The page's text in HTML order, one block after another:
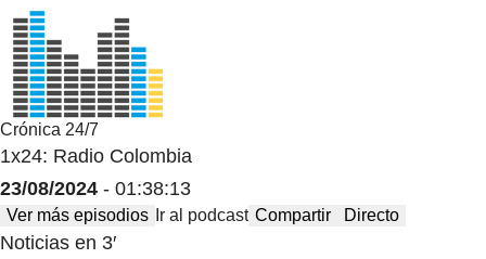
Crónica 24/7
1x24: Radio Colombia
23/08/2024 - 01:38:13
Ver más episodios Ir al podcast Compartir Directo
Noticias en 3′